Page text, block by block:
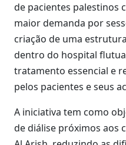
de pacientes palestinos
maior demanda por
criação de uma
dentro do hospital
tratamento essencial e
pelos pacientes e seus
A iniciativa tem como
de diálise próximos aos